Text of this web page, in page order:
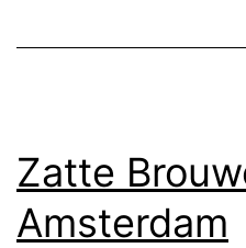
Zatte
Amsterdam